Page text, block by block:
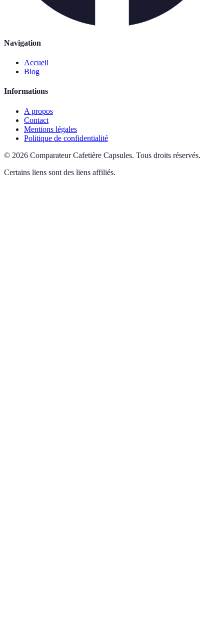
Navigation
Accueil
Blog
Informations
A propos
Contact
Mentions légales
Politique de confidentialité
© 2026 Comparateur Cafetière Capsules. Tous droits réservés.
Certains liens sont des liens affiliés.